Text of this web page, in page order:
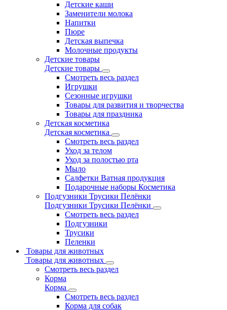
Детские каши
Заменители молока
Напитки
Пюре
Детская выпечка
Молочные продукты
Детские товары
Детские товары
Смотреть весь раздел
Игрушки
Сезонные игрушки
Товары для развития и творчества
Товары для праздника
Детская косметика
Детская косметика
Смотреть весь раздел
Уход за телом
Уход за полостью рта
Мыло
Салфетки Ватная продукция
Подарочные наборы Косметика
Подгузники Трусики Пелёнки
Подгузники Трусики Пелёнки
Смотреть весь раздел
Подгузники
Трусики
Пеленки
Товары для животных
Товары для животных
Смотреть весь раздел
Корма
Корма
Смотреть весь раздел
Корма для собак